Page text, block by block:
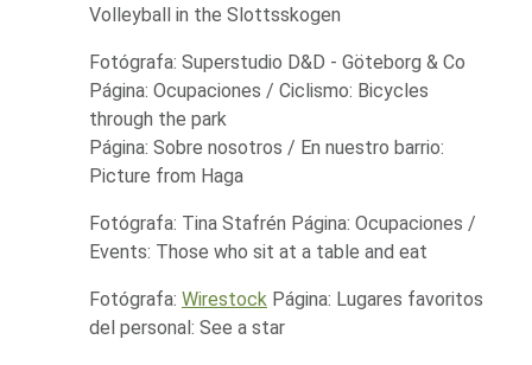
Volleyball in the Slottsskogen
Fotógrafa: Superstudio D&D - Göteborg & Co
Página: Ocupaciones / Ciclismo: Bicycles
through the park
Página: Sobre nosotros / En nuestro barrio:
Picture from Haga
Fotógrafa: Tina Stafrén Página: Ocupaciones /
Events: Those who sit at a table and eat
Fotógrafa: Wirestock Página: Lugares favoritos
del personal: See a star